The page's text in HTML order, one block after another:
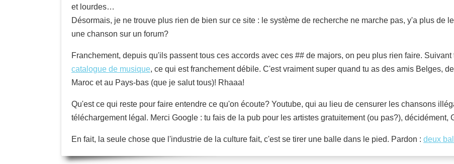
et lourdes…
Désormais, je ne trouve plus rien de bien sur ce site : le système de recherche ne marche pas, y'a plus de
une chanson sur un forum?
Franchement, depuis qu'ils passent tous ces accords avec ces ## de majors, on peu plus rien faire.
catalogue de musique, ce qui est franchement débile. C'est vraiment super quand tu as des amis Belges,
Maroc et au Pays-bas (que je salut tous)! Rhaaa!
Qu'est ce qui reste pour faire entendre ce qu'on écoute? Youtube, qui au lieu de censurer les chansons
téléchargement légal. Merci Google : tu fais de la pub pour les artistes gratuitement (ou pas?),
En fait, la seule chose que l'industrie de la culture fait, c'est se tirer une balle dans le pied. Pardon : deux